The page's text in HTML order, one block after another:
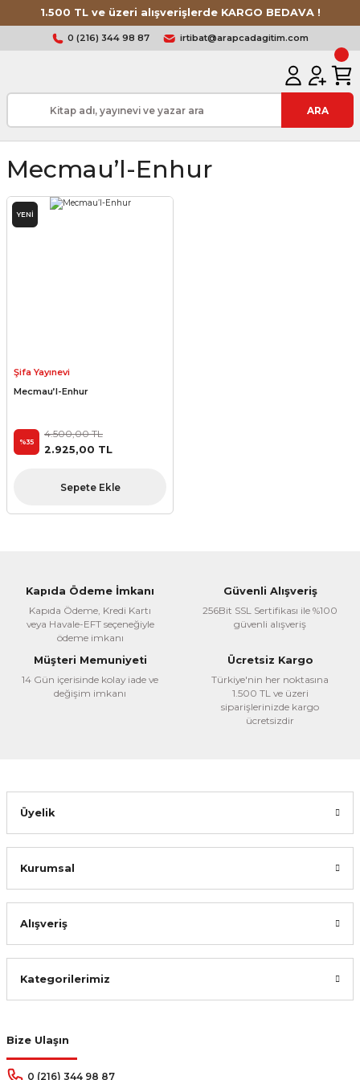
1.500 TL ve üzeri alışverişlerde KARGO BEDAVA !
0 (216) 344 98 87 irtibat@arapcadagitim.com
ARA
Mecmau’l-Enhur
YENİ
Şifa Yayınevi
Mecmau’l-Enhur
%35
4.500,00 TL
2.925,00 TL
Sepete Ekle
Kapıda Ödeme İmkanı
Kapıda Ödeme, Kredi Kartı
veya Havale-EFT seçeneğiyle
ödeme imkanı
Güvenli Alışveriş
256Bit SSL Sertifikası ile %100
güvenli alışveriş
Müşteri Memuniyeti
14 Gün içerisinde kolay iade ve
değişim imkanı
Ücretsiz Kargo
Türkiye'nin her noktasına
1.500 TL ve üzeri
siparişlerinizde kargo
ücretsizdir
Bize Ulaşın
0 (216) 344 98 87
Üyelik
Kurumsal
Alışveriş
Kategorilerimiz